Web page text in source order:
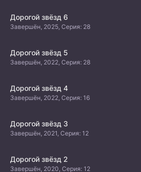
Дорогой звёзд 6
Завершён, 2025, Серия: 28
Дорогой звёзд 5
Завершён, 2022, Серия: 28
Дорогой звёзд 4
Завершён, 2022, Серия: 16
Дорогой звёзд 3
Завершён, 2021, Серия: 12
Дорогой звёзд 2
Завершён, 2020, Серия: 12